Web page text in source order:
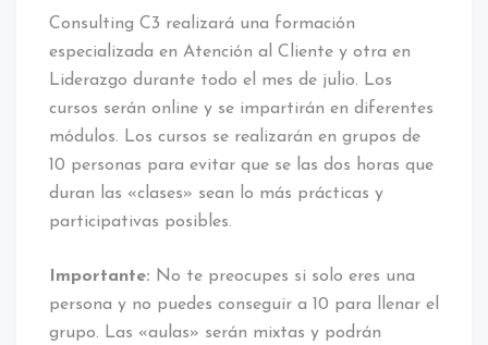
Consulting C3 realizará una formación
especializada en Atención al Cliente y otra en
Liderazgo durante todo el mes de julio. Los
cursos serán online y se impartirán en diferentes
módulos. Los cursos se realizarán en grupos de
10 personas para evitar que se las dos horas que
duran las «clases» sean lo más prácticas y
participativas posibles.
Importante: No te preocupes si solo eres una
persona y no puedes conseguir a 10 para llenar el
grupo. Las «aulas» serán mixtas y podrán